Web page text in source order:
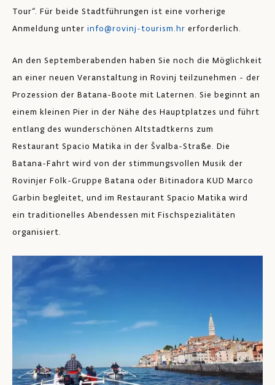
Tour“. Für beide Stadtführungen ist eine vorherige
Anmeldung unter info@rovinj-tourism.hr erforderlich.
An den Septemberabenden haben Sie noch die Möglichkeit
an einer neuen Veranstaltung in Rovinj teilzunehmen - der
Prozession der Batana-Boote mit Laternen. Sie beginnt an
einem kleinen Pier in der Nähe des Hauptplatzes und führt
entlang des wunderschönen Altstadtkerns zum
Restaurant Spacio Matika in der Švalba-Straße. Die
Batana-Fahrt wird von der stimmungsvollen Musik der
Rovinjer Folk-Gruppe Batana oder Bitinadora KUD Marco
Garbin begleitet, und im Restaurant Spacio Matika wird
ein traditionelles Abendessen mit Fischspezialitäten
organisiert.